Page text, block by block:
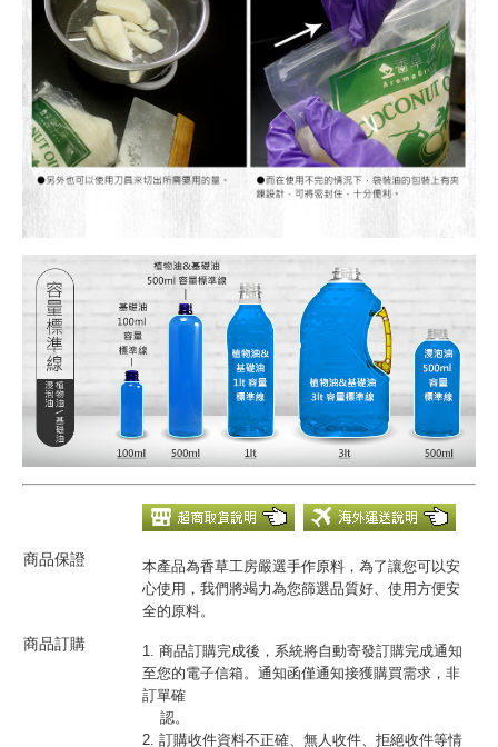
商品保證
本產品為香草工房嚴選手作原料，為了讓您可以安
心使用，我們將竭力為您篩選品質好、使用方便安
全的原料。
商品訂購
1. 商品訂購完成後，系統將自動寄發訂購完成通知
至您的電子信箱。通知函僅通知接獲購買需求，非
訂單確
認。
2. 訂購收件資料不正確、無人收件、拒絕收件等情